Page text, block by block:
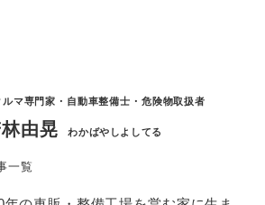
ルマ専門家・自動車整備士・危険物取扱者
由晃 わかばやしよしてる
一覧